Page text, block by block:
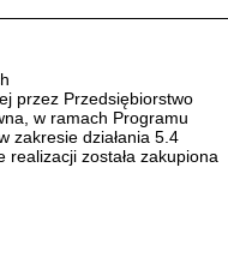
przez Przedsiębiorstwo
w ramach Programu
zakresie działania 5.4
realizacji została zakupiona